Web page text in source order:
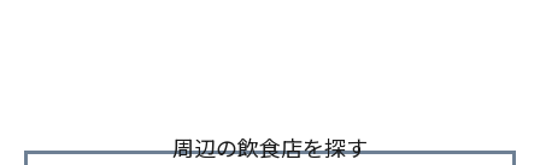
周辺の飲食店を探す